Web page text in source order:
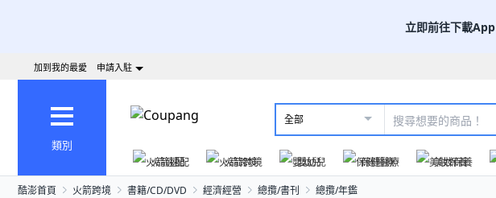
立即前往下載App
加到我的最愛 申請入駐
類別
全部
火箭速配
火箭跨境 嬰幼兒 保健醫療 美妝保養
酷澎首頁 火箭跨境 書籍/CD/DVD 經濟經營 總攬/書刊 總攬/年鑑